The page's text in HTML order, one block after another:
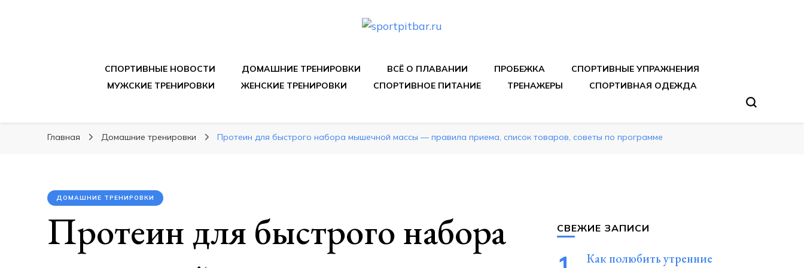
СПОРТИВНЫЕ НОВОСТИ ДОМАШНИЕ ТРЕНИРОВКИ ВСЁ О ПЛАВАНИИ ПРОБЕЖКА
СПОРТИВНЫЕ УПРАЖНЕНИЯ
МУЖСКИЕ ТРЕНИРОВКИ
ЖЕНСКИЕ ТРЕНИРОВКИ СПОРТИВНОЕ ПИТАНИЕ ТРЕНАЖЕРЫ СПОРТИВНАЯ ОДЕЖДА
Главная Домашние тренировки Протеин для быстрого набора мышечной массы — правила приема, список товаров, советы по программе
ДОМАШНИЕ ТРЕНИРОВКИ
Протеин для быстрого набора
СВЕЖИЕ ЗАПИСИ
Как полюбить утренние